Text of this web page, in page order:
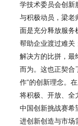
学技术委员会创新
与积极动员，梁老
面是充分释放服务
帮助企业渡过难关
解决方的比拼，最
而为。这也正契合
作”的创新理念。
将积极、开放、全
中国创新挑战赛希
进创新创造与市场